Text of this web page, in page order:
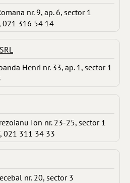
nr. 9, ap. 6, sector 1
021 316 54 14
Henri nr. 33, ap. 1, sector 1
Ion nr. 23-25, sector 1
021 311 34 33
nr. 20, sector 3